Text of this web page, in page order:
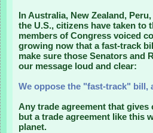
In Australia, New Zealand,
the U.S., citizens have taken to
members of Congress voiced
growing now that a fast-track
make sure those Senators and
our message loud and clear:
We oppose the "fast-track" bill,
Any trade agreement that
but a trade agreement like this
planet.